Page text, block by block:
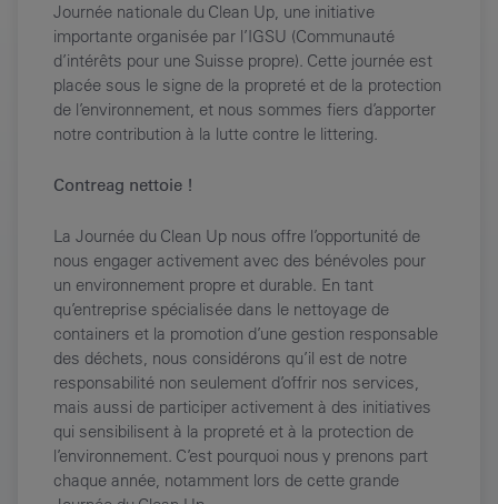
Journée nationale du Clean Up, une initiative
importante organisée par l’IGSU (Communauté
d’intérêts pour une Suisse propre). Cette journée est
placée sous le signe de la propreté et de la protection
de l’environnement, et nous sommes fiers d’apporter
notre contribution à la lutte contre le littering.
Contreag nettoie !
La Journée du Clean Up nous offre l’opportunité de
nous engager activement avec des bénévoles pour
un environnement propre et durable. En tant
qu’entreprise spécialisée dans le nettoyage de
containers et la promotion d’une gestion responsable
des déchets, nous considérons qu’il est de notre
responsabilité non seulement d’offrir nos services,
mais aussi de participer activement à des initiatives
qui sensibilisent à la propreté et à la protection de
l’environnement. C’est pourquoi nous y prenons part
chaque année, notamment lors de cette grande